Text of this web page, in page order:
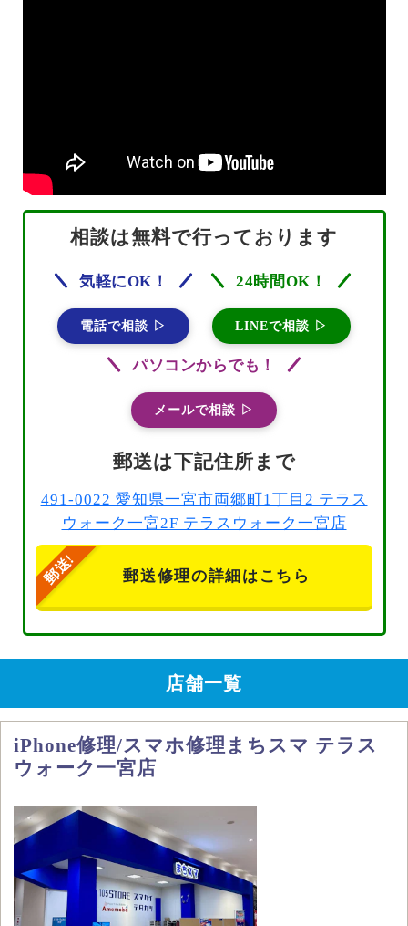
相談は無料で行っております
気軽にOK！
電話で相談 ▷
24時間OK！
LINEで相談 ▷
パソコンからでも！
メールで相談 ▷
郵送は下記住所まで
491-0022 愛知県一宮市両郷町1丁目2 テラス
ウォーク一宮2F テラスウォーク一宮店
郵送修理の詳細はこちら
店舗一覧
iPhone修理/スマホ修理まちスマ テラス
ウォーク一宮店